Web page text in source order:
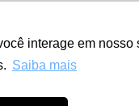
interage em
Saiba mais
Fale Conosco